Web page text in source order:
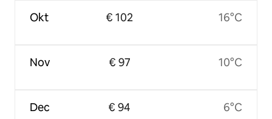
Okt
Nov
Dec
€ 102
€ 97
€ 94
16°C
10°C
6°C